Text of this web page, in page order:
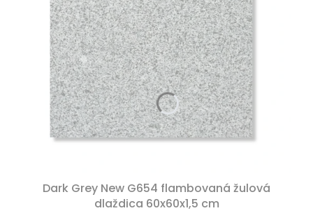
Dark Grey New G654 flambovaná žulová
dlaždica 60x60x1,5 cm